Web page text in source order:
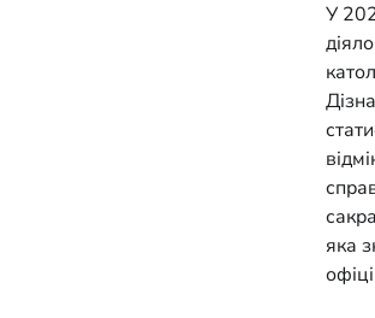
У
яка